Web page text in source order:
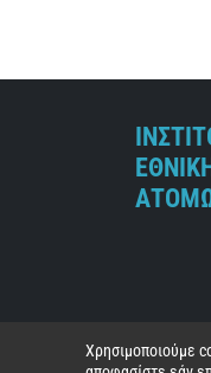
Χρησιμοποιούμε